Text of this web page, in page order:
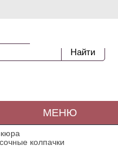
МЕНЮ
колпачки